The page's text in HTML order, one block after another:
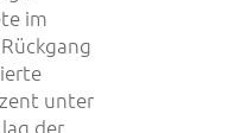
im
unter
der